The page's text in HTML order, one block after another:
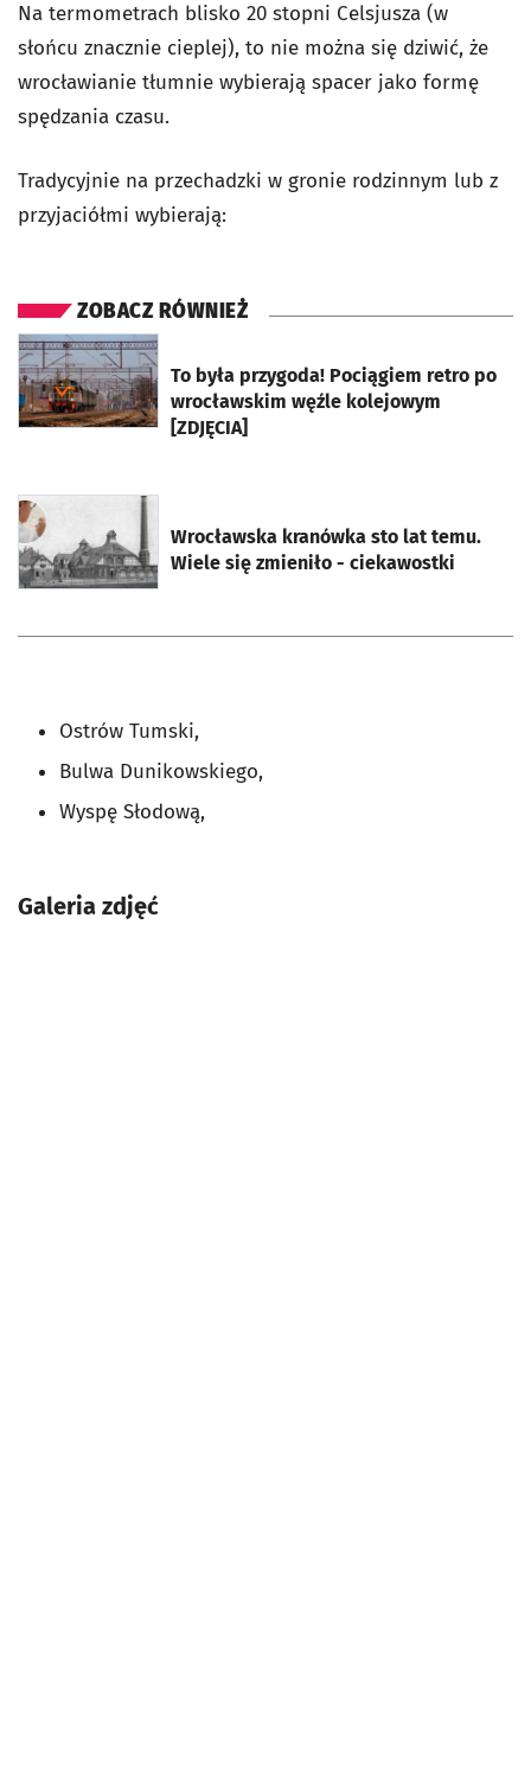
Na termometrach blisko 20 stopni Celsjusza (w
słońcu znacznie cieplej), to nie można się dziwić, że
wrocławianie tłumnie wybierają spacer jako formę
spędzania czasu.
Tradycyjnie na przechadzki w gronie rodzinnym lub z
przyjaciółmi wybierają:
ZOBACZ RÓWNIEŻ
To była przygoda! Pociągiem retro po
wrocławskim węźle kolejowym
[ZDJĘCIA]
otworzy się w nowej karcie
Wrocławska kranówka sto lat temu.
Wiele się zmieniło - ciekawostki
otworzy się w nowej karcie
Ostrów Tumski,
Bulwa Dunikowskiego,
Wyspę Słodową,
Galeria zdjęć